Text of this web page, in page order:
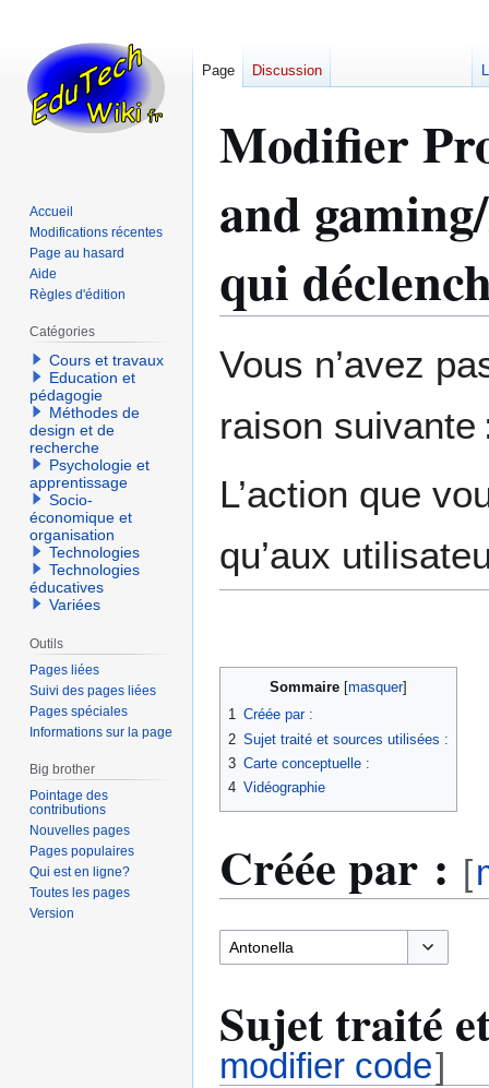
Modifier
and
qui
à
navigation
à
recherche
Vous n’avez
raison suivante
L’action que
qu’aux
Sommaire
1 Créée par :
2 Sujet traité et sources utilisées :
3 Carte conceptuelle :
4 Vidéographie
Créée par : [
Basculer
Sujet traité
modifier code]
Page Discussion
Accueil
Modifications récentes
Page au hasard
Aide
Règles d'édition
Catégories
Cours et travaux
Education et
pédagogie
Méthodes de
design et de
recherche
Psychologie et
apprentissage
Socio-
économique et
organisation
Technologies
Technologies
éducatives
Variées
Outils
Pages liées
Suivi des pages liées
Pages spéciales
Informations sur la page
Big brother
Pointage des
contributions
Nouvelles pages
Pages populaires
Qui est en ligne?
Toutes les pages
Version